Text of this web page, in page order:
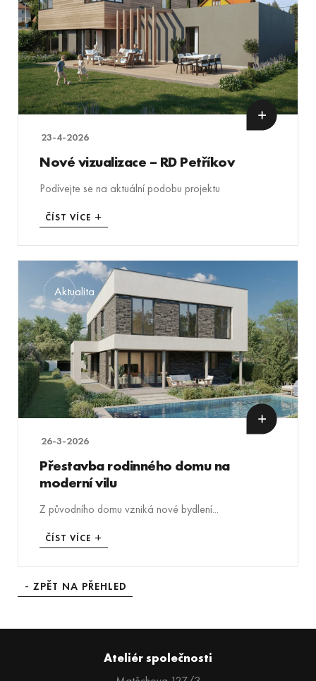
23-4-2026
Nové vizualizace – RD Petříkov
Podívejte se na aktuální podobu projektu
ČÍST VÍCE
Aktualita
26-3-2026
Přestavba rodinného domu na
moderní vilu
Z původního domu vzniká nové bydlení...
ČÍST VÍCE
ZPĚT NA PŘEHLED
Ateliér společnosti